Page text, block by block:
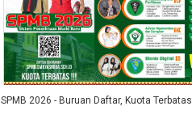
SPMB 2026 - Buruan Daftar, Kuota Terbatas